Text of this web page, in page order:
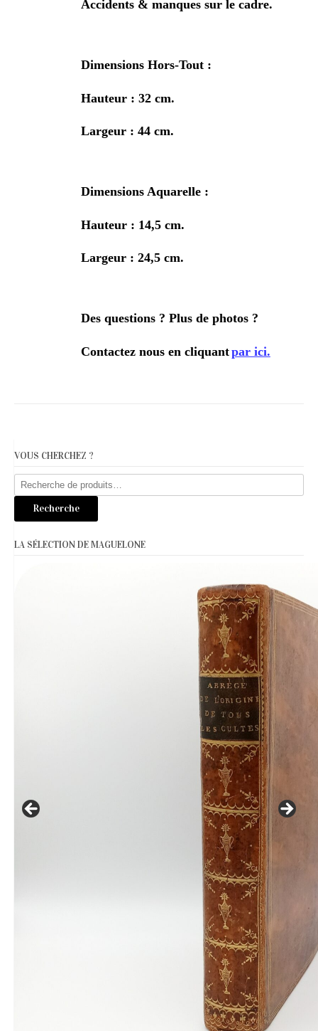
Accidents & manques sur le cadre.
Dimensions Hors-Tout :
Hauteur : 32 cm.
Largeur : 44 cm.
Dimensions Aquarelle :
Hauteur : 14,5 cm.
Largeur : 24,5 cm.
Des questions ? Plus de photos ?
Contactez nous en cliquantpar ici.
VOUS CHERCHEZ ?
Recherche
pour :
Recherche
LA SÉLECTION DE MAGUELONE